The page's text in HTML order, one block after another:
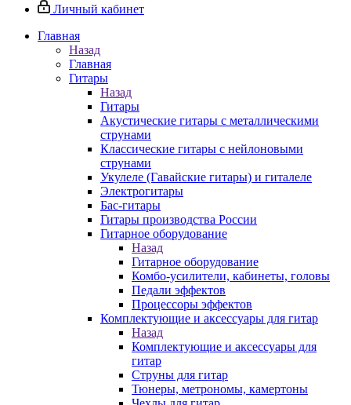
Личный кабинет
Главная
Назад
Главная
Гитары
Назад
Гитары
Акустические гитары с металлическими
струнами
Классические гитары с нейлоновыми
струнами
Укулеле (Гавайские гитары) и гиталеле
Электрогитары
Бас-гитары
Гитары производства России
Гитарное оборудование
Назад
Гитарное оборудование
Комбо-усилители, кабинеты, головы
Педали эффектов
Процессоры эффектов
Комплектующие и аксессуары для гитар
Назад
Комплектующие и аксессуары для
гитар
Струны для гитар
Тюнеры, метрономы, камертоны